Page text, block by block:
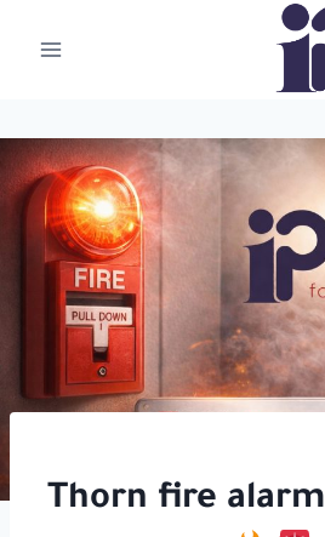
توريد نظام Thorn fire alarm